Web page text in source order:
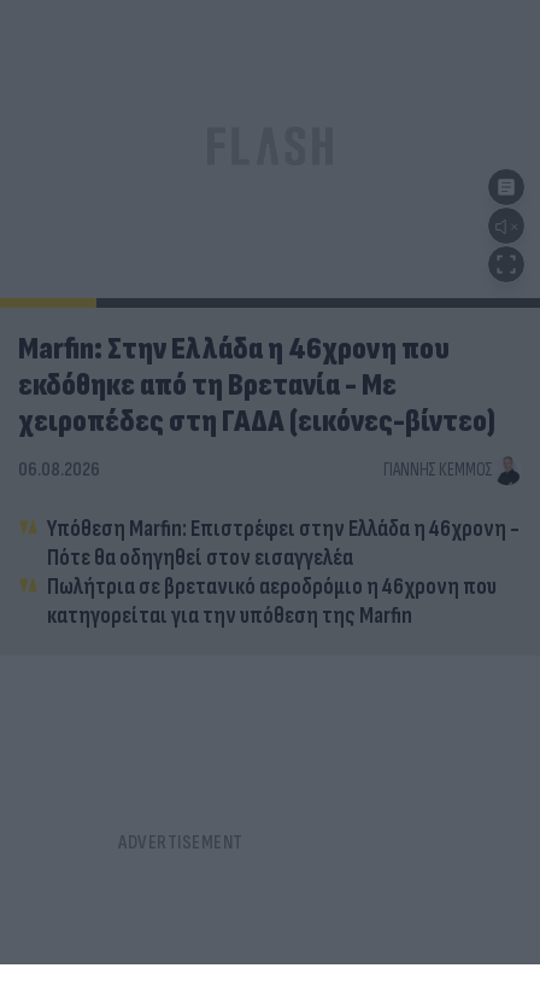
Marfin: Στην Ελλάδα η 46χρονη που
εκδόθηκε από τη Βρετανία - Με
χειροπέδες στη ΓΑΔΑ (εικόνες-βίντεο)
06.08.2026 ΓΙΆΝΝΗΣ ΚΈΜΜΟΣ
Υπόθεση Marfin: Επιστρέφει στην Ελλάδα η 46χρονη -
Πότε θα οδηγηθεί στον εισαγγελέα
Πωλήτρια σε βρετανικό αεροδρόμιο η 46χρονη που
κατηγορείται για την υπόθεση της Marfin